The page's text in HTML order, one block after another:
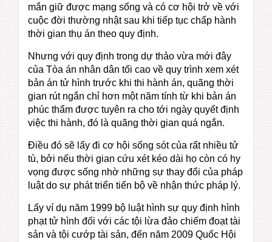
mắn giữ được mạng sống và có cơ hội trở về với
cuộc đời thường nhật sau khi tiếp tục chấp hành
thời gian thụ án theo quy định.
Nhưng với quy định trong dự thảo vừa mới đây
của Tòa án nhân dân tối cao về quy trình xem xét
bản án tử hình trước khi thi hành án, quãng thời
gian rút ngắn chỉ hơn một năm tính từ khi bản án
phúc thẩm được tuyên ra cho tới ngày quyết định
việc thi hành, đó là quãng thời gian quá ngắn.
Điều đó sẽ lấy đi cơ hội sống sót của rất nhiều tử
tù, bởi nếu thời gian cứu xét kéo dài họ còn có hy
vọng được sống nhờ những sự thay đổi của pháp
luật do sự phát triển tiến bộ về nhận thức pháp lý.
Lấy ví dụ năm 1999 bộ luật hình sự quy định hình
phạt tử hình đối với các tội lừa đảo chiếm đoạt tài
sản và tội cướp tài sản, đến năm 2009 Quốc Hội